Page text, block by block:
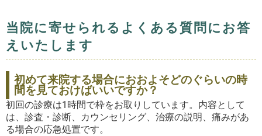
当院に寄せられるよくある質問にお答
えいたします
初めて来院する場合におおよそどのぐらいの時
間を見ておけばいいですか？
初回の診療は1時間で枠をお取りしています。内容として
は、診査・診断、カウンセリング、治療の説明、痛みがあ
る場合の応急処置です。